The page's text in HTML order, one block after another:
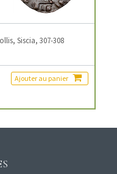
Siscia, 307-308
Ajouter au panier